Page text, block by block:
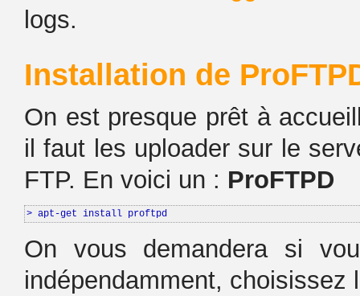
logs.
Installation de
On est presque prêt à
il faut les uploader sur le
FTP. En voici un : ProFTPD
> apt-get install proftpd
On vous demandera si
indépendamment, choisissez